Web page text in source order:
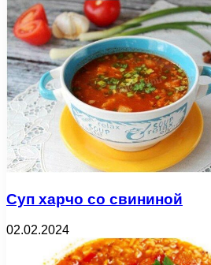
Суп харчо со свининой
02.02.2024